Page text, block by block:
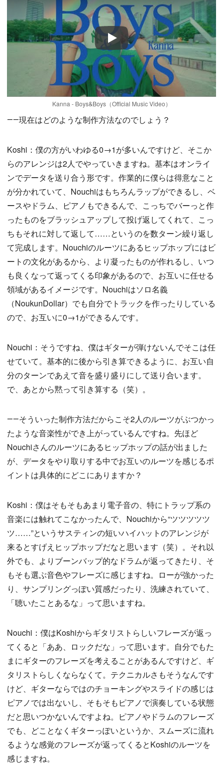
Play
Kanna - Boys&Boys（Official Music Video）
――現在はどのような制作方法なのでしょう？
Koshi：僕の方がいわゆる0→1が多いんですけど、そこか
らのアレンジは2人でやっていきますね。基本はオンライ
ンでデータを送り合う形です。作業的に僕らは得意なこと
が分かれていて、Nouchiはもちろんラップができるし、ベ
ースやドラム、ピアノもできるんで、こっちでバーっと作
ったものをブラッシュアップして投げ返してくれて、こっ
ちもそれに対して返して……というのを数ターン繰り返し
て完成します。Nouchiのルーツにあるヒップホップにはビ
ートの文化があるから、より凝ったものが作れるし、いつ
も良くなって返ってくる印象があるので、お互いに任せる
領域があるイメージです。Nouchiはソロ名義
（NoukunDollar）でも自分でトラックを作ったりしている
ので、お互いに0→1ができるんです。
Nouchi：そうですね、僕はギターが弾けないんでそこは任
せていて。基本的に後から引き算できるように、お互い自
分のターンであえて音を盛り盛りにして送り合います。
で、あとから黙って引き算する（笑）。
――そういった制作方法だからこそ2人のルーツがぶつかっ
たような音楽性ができ上がっているんですね。先ほど
Nouchiさんのルーツにあるヒップホップの話が出ました
が、データをやり取りする中でお互いのルーツを感じるポ
イントは具体的にどこにありますか？
Koshi：僕はそもそもあまり電子音の、特にトラップ系の
音楽には触れてこなかったんで、Nouchiから“ツツツツツ
ツ……”というサスティンの短いハイハットのアレンジが
来るとすげえヒップホップだなと思います（笑）。それ以
外でも、よりブーンバップ的なドラムが返ってきたり、そ
もそも選ぶ音色やフレーズに感じますね。ローが強かった
り、サンプリングっぽい質感だったり、洗練されていて、
「聴いたことあるな」って思いますね。
Nouchi：僕はKoshiからギタリストらしいフレーズが返っ
てくると「ああ、ロックだな」って思います。自分でもた
まにギターのフレーズを考えることがあるんですけど、ギ
タリストらしくならなくて。テクニカルさもそうなんです
けど、ギターならではのチョーキングやスライドの感じは
ピアノでは出ないし、そもそもピアノで演奏している状態
だと思いつかないんですよね。ピアノやドラムのフレーズ
でも、どことなくギターっぽいというか、スムーズに流れ
るような感覚のフレーズが返ってくるとKoshiのルーツを
感じますね。